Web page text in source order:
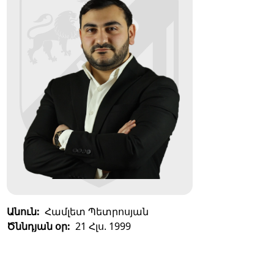
Անուն: Համլետ Պետրոսյան
Ծննդյան օր: 21 Հլս. 1999